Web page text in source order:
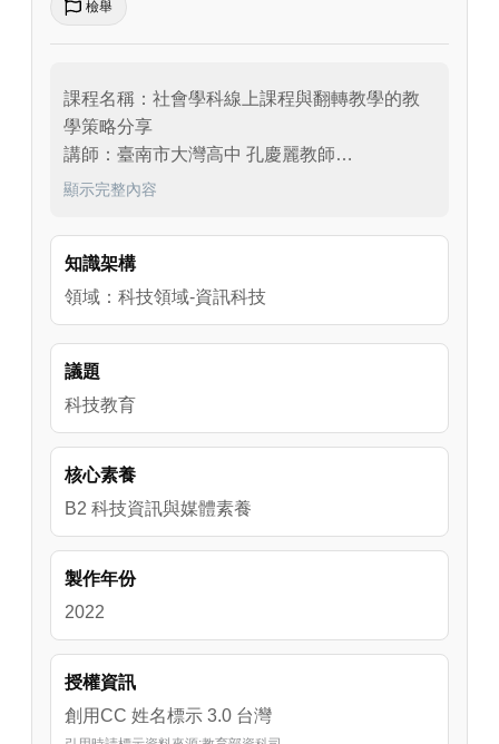
檢舉
課程名稱：社會學科線上課程與翻轉教學的教
學策略分享
講師：臺南市大灣高中 孔慶麗教師
主持人：國立東華大學 劉明洲教授
到臺南市教育局課程督學孔慶麗教師擔任講
師，分享慶麗老師在社會科線上課程與翻轉教
學的心得，講師歸納出線上教學時的四個小重
點：儀式感、動靜切換、參與度、表達力，老
師們若是掌握了這四點，將來在線上教學能夠
更如魚得水。了解理念之後，講師更是詳細的
分享他在線上教學的方式以及如何利用Google
日曆開設小組meet會議室，以及Google Slides
計概念，淺顯易懂的講解以及豐富的研習內容
讓與會老師們獲益良多。
顯示完整內容
知識架構
領域：科技領域-資訊科技
議題
科技教育
核心素養
B2 科技資訊與媒體素養
製作年份
2022
授權資訊
創用CC 姓名標示 3.0 台灣